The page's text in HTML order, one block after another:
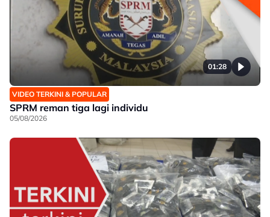
01:28
VIDEO TERKINI & POPULAR
SPRM reman tiga lagi individu
05/08/2026